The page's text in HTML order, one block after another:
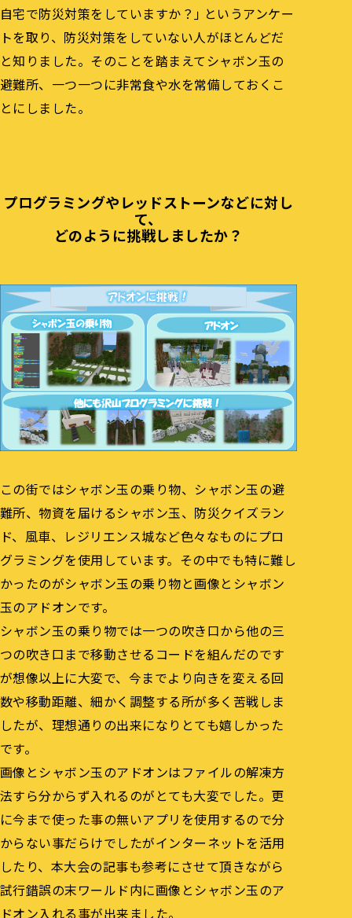
自宅で防災対策をしていますか？」というアンケー
トを取り、防災対策をしていない人がほとんどだ
と知りました。そのことを踏まえてシャボン玉の
避難所、一つ一つに非常食や水を常備しておくこ
とにしました。
プログラミングやレッドストーンなどに対し
て、
どのように挑戦しましたか？
この街ではシャボン玉の乗り物、シャボン玉の避
難所、物資を届けるシャボン玉、防災クイズラン
ド、風車、レジリエンス城など色々なものにプロ
グラミングを使用しています。その中でも特に難し
かったのがシャボン玉の乗り物と画像とシャボン
玉のアドオンです。
シャボン玉の乗り物では一つの吹き口から他の三
つの吹き口まで移動させるコードを組んだのです
が想像以上に大変で、今までより向きを変える回
数や移動距離、細かく調整する所が多く苦戦しま
したが、理想通りの出来になりとても嬉しかった
です。
画像とシャボン玉のアドオンはファイルの解凍方
法すら分からず入れるのがとても大変でした。更
に今まで使った事の無いアプリを使用するので分
からない事だらけでしたがインターネットを活用
したり、本大会の記事も参考にさせて頂きながら
試行錯誤の末ワールド内に画像とシャボン玉のア
ドオン入れる事が出来ました。